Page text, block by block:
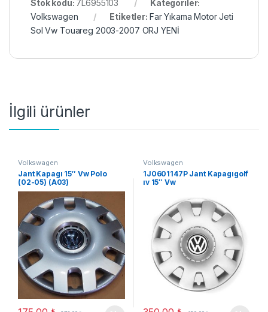
Stok kodu: 7L6955103
Kategoriler:
Volkswagen
Etiketler: Far Yıkama Motor Jeti
Sol Vw Touareg 2003-2007 ORJ YENİ
İlgili ürünler
Volkswagen
Jant Kapagı 15″ Vw Polo
(02-05) (A03)
Volkswagen
1J0601147P Jant Kapagıgolf
ıv 15″ Vw